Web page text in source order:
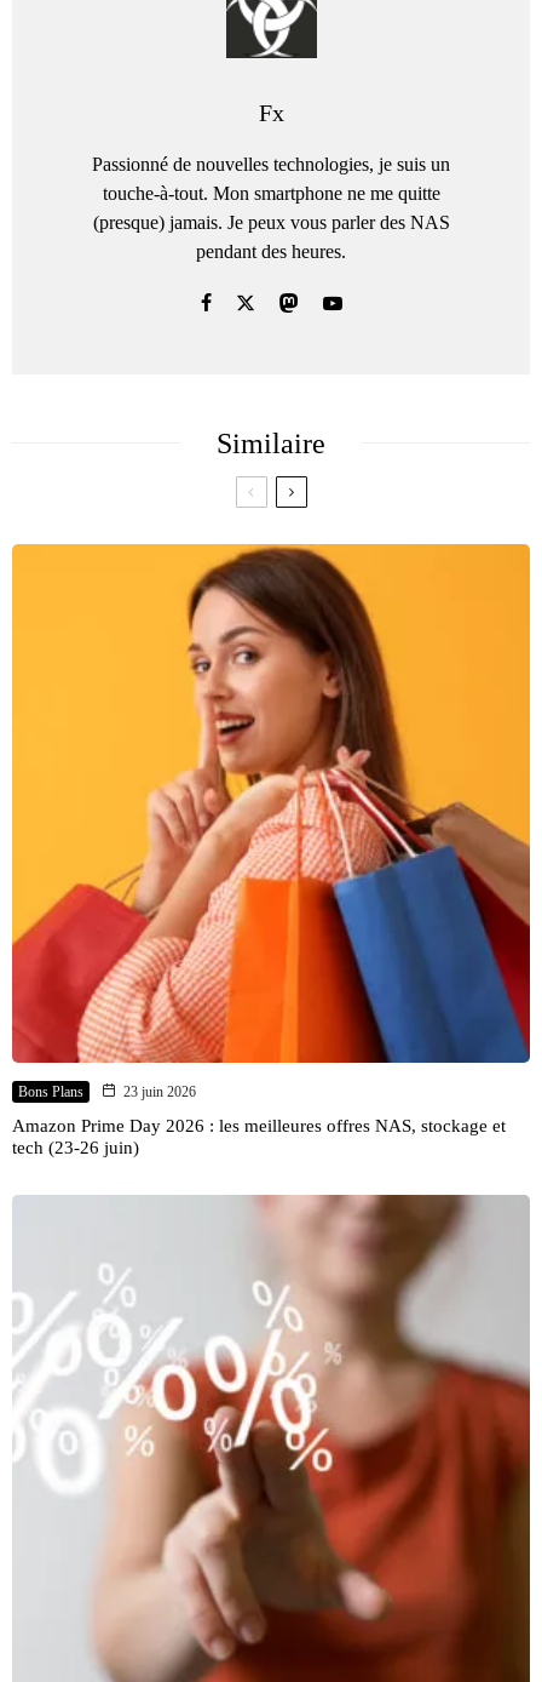
Fx
Passionné de nouvelles technologies, je suis un
touche-à-tout. Mon smartphone ne me quitte
(presque) jamais. Je peux vous parler des NAS
pendant des heures.
Similaire
Bons Plans 23 juin 2026
Amazon Prime Day 2026 : les meilleures offres NAS, stockage et
tech (23-26 juin)